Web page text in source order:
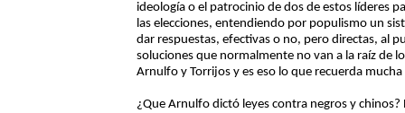
ideología o el patrocinio de dos de estos líderes
las elecciones, entendiendo por populismo un
dar respuestas, efectivas o no, pero directas, al
soluciones que normalmente no van a la raíz de
Arnulfo y Torrijos y es eso lo que recuerda
¿Que Arnulfo dictó leyes contra negros y